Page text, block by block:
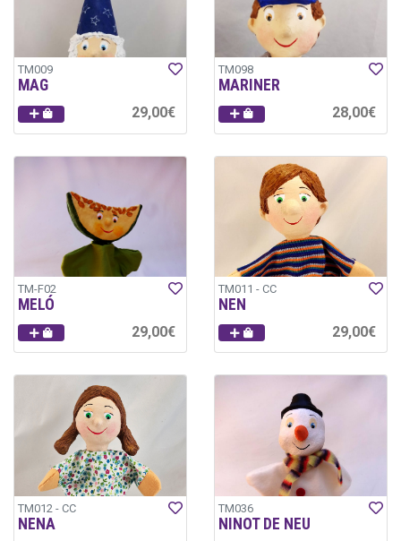
TM009
MAG
29,00€
TM098
MARINER
28,00€
TM-F02
MELÓ
29,00€
TM011 - CC
NEN
29,00€
TM012 - CC
NENA
TM036
NINOT DE NEU